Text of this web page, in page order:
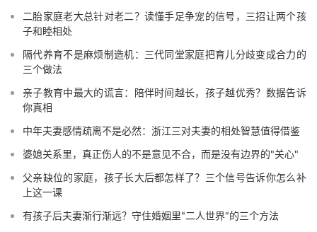
二胎家庭老大总针对老二？读懂手足争宠的信号，三招让两个孩
子和睦相处
隔代养育不是麻烦制造机：三代同堂家庭把育儿分歧变成合力的
三个做法
亲子教育中最大的谎言：陪伴时间越长，孩子越优秀？数据告诉
你真相
中年夫妻感情疏离不是必然：浙江三对夫妻的相处智慧值得借鉴
婆媳关系里，真正伤人的不是意见不合，而是没有边界的"关心"
父亲缺位的家庭，孩子长大后都怎样了？三个信号告诉你怎么补
上这一课
有孩子后夫妻渐行渐远？守住婚姻里"二人世界"的三个方法